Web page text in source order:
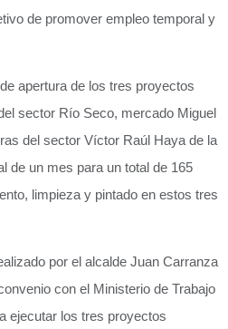
de promover empleo temporal y
apertura de los tres proyectos
sector Río Seco, mercado Miguel
del sector Víctor Raúl Haya de la
de un mes para un total de 165
limpieza y pintado en estos tres
por el alcalde Juan Carranza
con el Ministerio de Trabajo
ejecutar los tres proyectos